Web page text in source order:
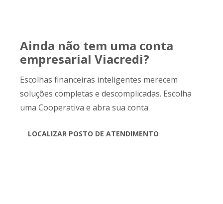
Ainda não tem uma conta
empresarial Viacredi?
Escolhas financeiras inteligentes merecem
soluções completas e descomplicadas. Escolha
uma Cooperativa e abra sua conta.
LOCALIZAR POSTO DE ATENDIMENTO